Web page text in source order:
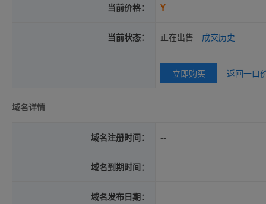
当前价格： ¥
当前状态： 正在出售 成交历史
立即购买 返回一口
域名详情
域名注册时间： --
域名到期时间： --
域名发布日期：